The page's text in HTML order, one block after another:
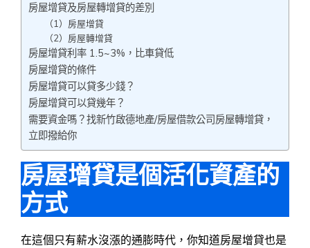
房屋增貸及房屋轉增貸的差別
（1）房屋增貸
（2）房屋轉增貸
房屋增貸利率 1.5~3%，比車貸低
房屋增貸的條件
房屋增貸可以貸多少錢？
房屋增貸可以貸幾年？
需要資金嗎？找新竹啟德地產/房屋借款公司房屋轉增貸，
立即撥給你
房屋增貸是個活化資產的
方式
在這個只有薪水沒漲的通膨時代，你知道房屋增貸也是